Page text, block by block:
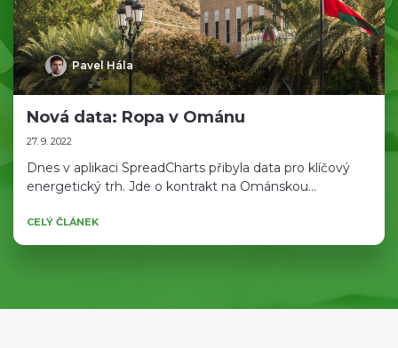
Pavel Hála
Nová data: Ropa v Ománu
27. 9. 2022
Dnes v aplikaci SpreadCharts přibyla data pro klíčový
energetický trh. Jde o kontrakt na Ománskou...
CELÝ ČLÁNEK